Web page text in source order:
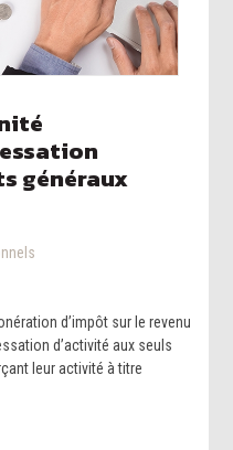
généraux
d’impôt sur le revenu
d’activité aux seuls
leur activité à titre